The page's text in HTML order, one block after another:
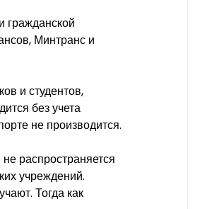
гражданской
Минтранс и
и студентов,
без учета
не производится.
распространяется
учреждений.
Тогда как